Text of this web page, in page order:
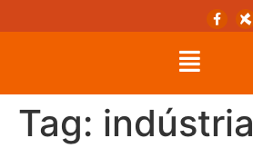
Tag: indústria